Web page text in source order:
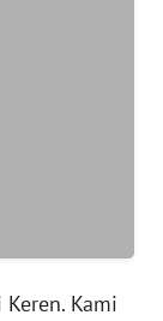
Kami